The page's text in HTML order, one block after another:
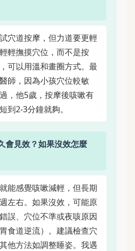
穴道按摩，但力道要更輕
輕撫摸穴位，而不是按
可以用溫和畫圈方式。最
師，因為小孩穴位較敏
，他5歲，按摩後咳嗽有
到2-3分鐘就夠。
會見效？如果沒效怎麼
能感覺咳嗽減輕，但長期
左右。如果沒效，可能原
誤、穴位不準或夜咳原因
食道逆流）。建議檢查穴
他方法如調整睡姿。我遇